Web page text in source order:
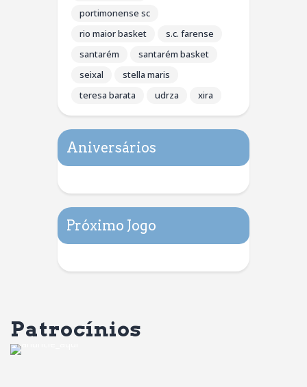
portimonense sc
rio maior basket
s.c. farense
santarém
santarém basket
seixal
stella maris
teresa barata
udrza xira
Aniversários
Próximo Jogo
Patrocínios